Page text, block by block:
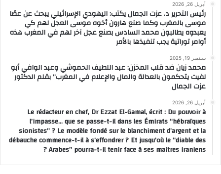
أبريل 26, 2026
رئيس التحرير د. عزت الجمال يكتب: اليهودي الإسرائيلي يبحث عن عصًا
موسى بالمغرب وكما صنع هارون أخوه موسى العجل لهم كي
يعبدوه يطالبون محمد السادس بصنع عجل آخر لهم في المغرب هذه
أوامر توراتية يجب تنفيذها بالأمر
سبتمبر 19, 2025
محمد زيان ضد قلب المخزن: عبد اللطيف الحموشي وعبد الوافي أبو
لفيت يتحكمون بالعدالة والمال والإعلام في المغرب” بقلم الدكتور
عزت الجمال
أبريل 26, 2026
Le rédacteur en chef, Dr Ezzat El-Gamal, écrit : Du pouvoir à
l’impasse… que se passe-t-il dans les Émirats “hébraïques
sionistes” ? Le modèle fondé sur le blanchiment d’argent et la
débauche commence-t-il à s’effondrer ? Et jusqu’où le “diable des
Arabes” pourra-t-il tenir face à ses maîtres iraniens ?